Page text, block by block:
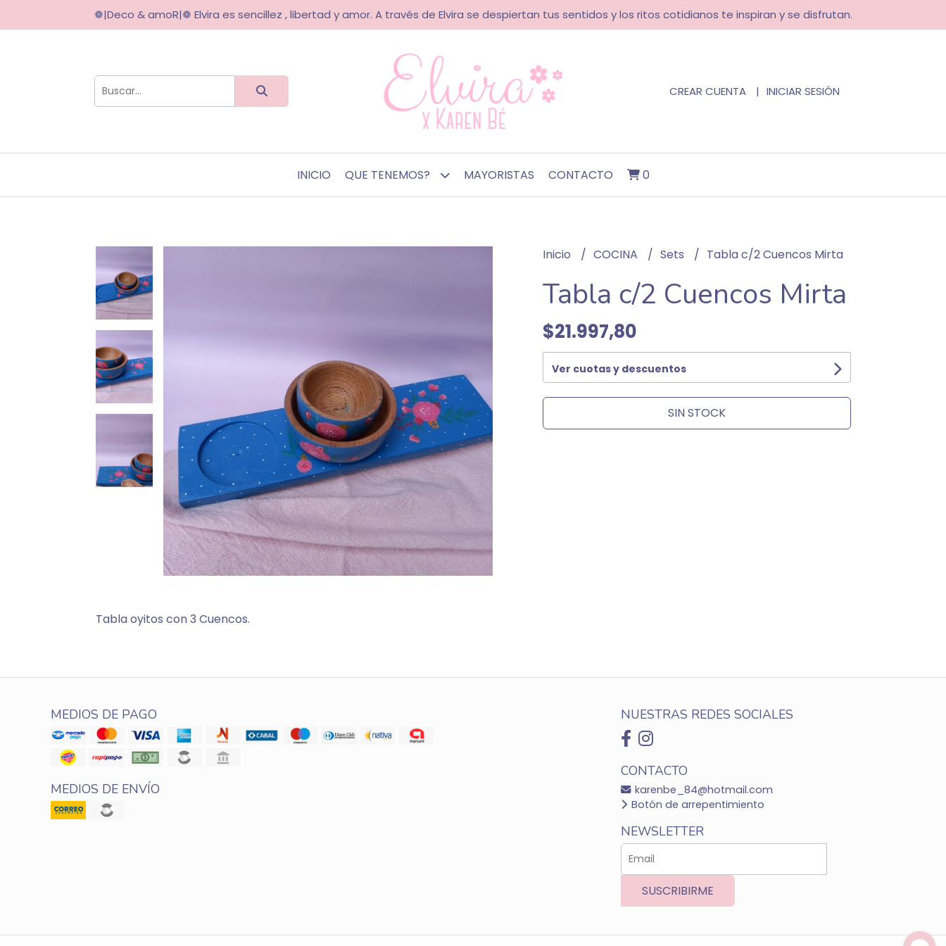
❁|Deco & amoR|❁ Elvira es sencillez , libertad y amor. A través de Elvira se despiertan tus sentidos y los ritos cotidianos te inspiran y se disfrutan.
CREAR CUENTA INICIAR SESIÓN
INICIO QUE TENEMOS? MAYORISTAS CONTACTO 0
Tabla oyitos con 3 Cuencos.
Inicio COCINA Sets Tabla c/2 Cuencos Mirta
Tabla c/2 Cuencos Mirta
$21.997,80
Ver cuotas y descuentos
SIN STOCK
MEDIOS DE PAGO
MEDIOS DE ENVÍO
NUESTRAS REDES SOCIALES
CONTACTO
karenbe_84@hotmail.com
Botón de arrepentimiento
NEWSLETTER
SUSCRIBIRME